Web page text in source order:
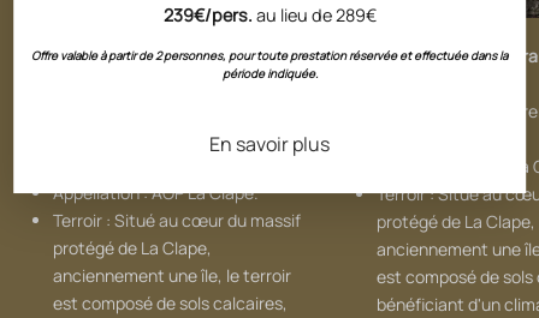
239€/pers. au lieu de 289€
Offre valable à partir de 2 personnes, pour toute prestation réservée et effectuée dans la
période indiquée.
En savoir plus
Château l'Hospitalet Grand Vin blanc
Bourboulenc et Rolle
Appellation : AOP La Clape.
Terroir : Situé au cœur du massif
protégé de La Clape,
anciennement une île, le terroir
est composé de sols calcaires,
Château l'Hospitalet
Cépages : Syrah,
Appellation : AOP La
Terroir : Situé au
protégé de La Clape,
anciennement une
est composé de sols
bénéficiant d'un